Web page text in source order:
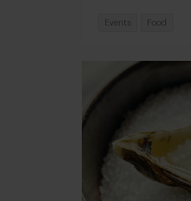
Events Food